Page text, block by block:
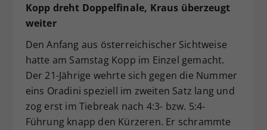
Kopp dreht Doppelfinale, Kraus überzeugt
weiter
Den Anfang aus österreichischer Sichtweise
hatte am Samstag Kopp im Einzel gemacht.
Der 21-Jährige wehrte sich gegen die Nummer
eins Oradini speziell im zweiten Satz lang und
zog erst im Tiebreak nach 4:3- bzw. 5:4-
Führung knapp den Kürzeren. Er schrammte